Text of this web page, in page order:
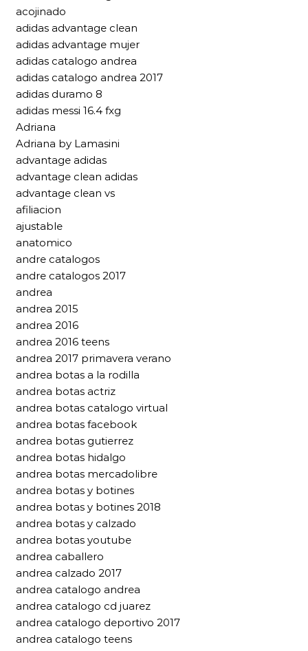
acojinado
adidas advantage clean
adidas advantage mujer
adidas catalogo andrea
adidas catalogo andrea 2017
adidas duramo 8
adidas messi 16.4 fxg
Adriana
Adriana by Lamasini
advantage adidas
advantage clean adidas
advantage clean vs
afiliacion
ajustable
anatomico
andre catalogos
andre catalogos 2017
andrea
andrea 2015
andrea 2016
andrea 2016 teens
andrea 2017 primavera verano
andrea botas a la rodilla
andrea botas actriz
andrea botas catalogo virtual
andrea botas facebook
andrea botas gutierrez
andrea botas hidalgo
andrea botas mercadolibre
andrea botas y botines
andrea botas y botines 2018
andrea botas y calzado
andrea botas youtube
andrea caballero
andrea calzado 2017
andrea catalogo andrea
andrea catalogo cd juarez
andrea catalogo deportivo 2017
andrea catalogo teens